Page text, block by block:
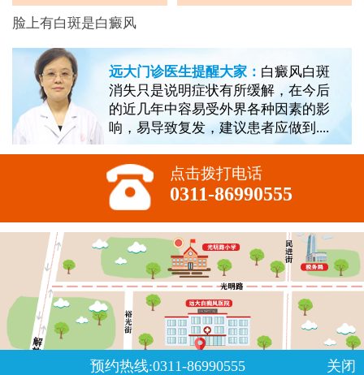
脸上有白斑是白癜风
远大门诊医生提醒大家： 白癜风白斑
消失只是说明症状有所缓解，在今后
的近几年中容易受外界各种因素的影
响，易导致复发，建议患者应做到....
点击拨打电话
0311-86990555
预约热线:0311-86990555 关闭